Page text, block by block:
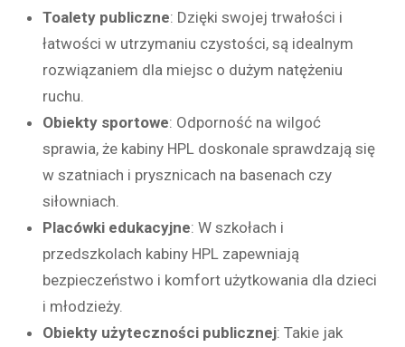
Toalety publiczne: Dzięki swojej trwałości i
łatwości w utrzymaniu czystości, są idealnym
rozwiązaniem dla miejsc o dużym natężeniu
ruchu.
Obiekty sportowe: Odporność na wilgoć
sprawia, że kabiny HPL doskonale sprawdzają się
w szatniach i prysznicach na basenach czy
siłowniach.
Placówki edukacyjne: W szkołach i
przedszkolach kabiny HPL zapewniają
bezpieczeństwo i komfort użytkowania dla dzieci
i młodzieży.
Obiekty użyteczności publicznej: Takie jak